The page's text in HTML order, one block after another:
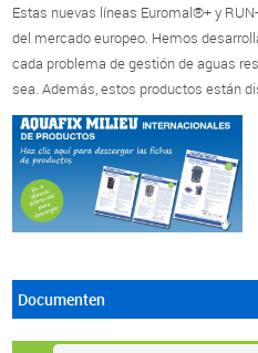
Estas nuevas líneas Euromal®+ y
del mercado europeo. Hemos
cada problema de gestión de aguas
sea. Además, estos productos están
Documenten